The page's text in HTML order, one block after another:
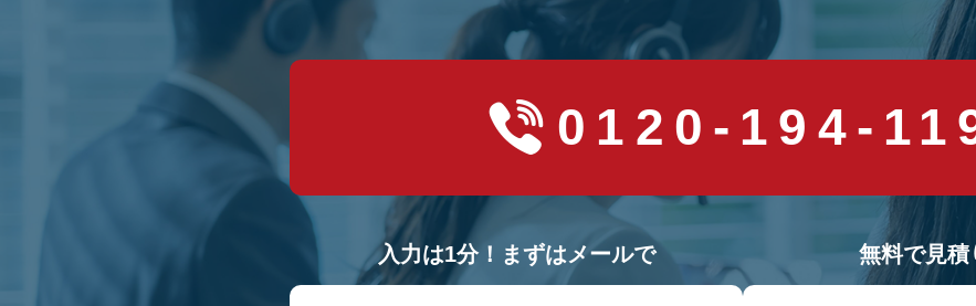
0120-194-
入力は1分！まずはメールで 無料で見積